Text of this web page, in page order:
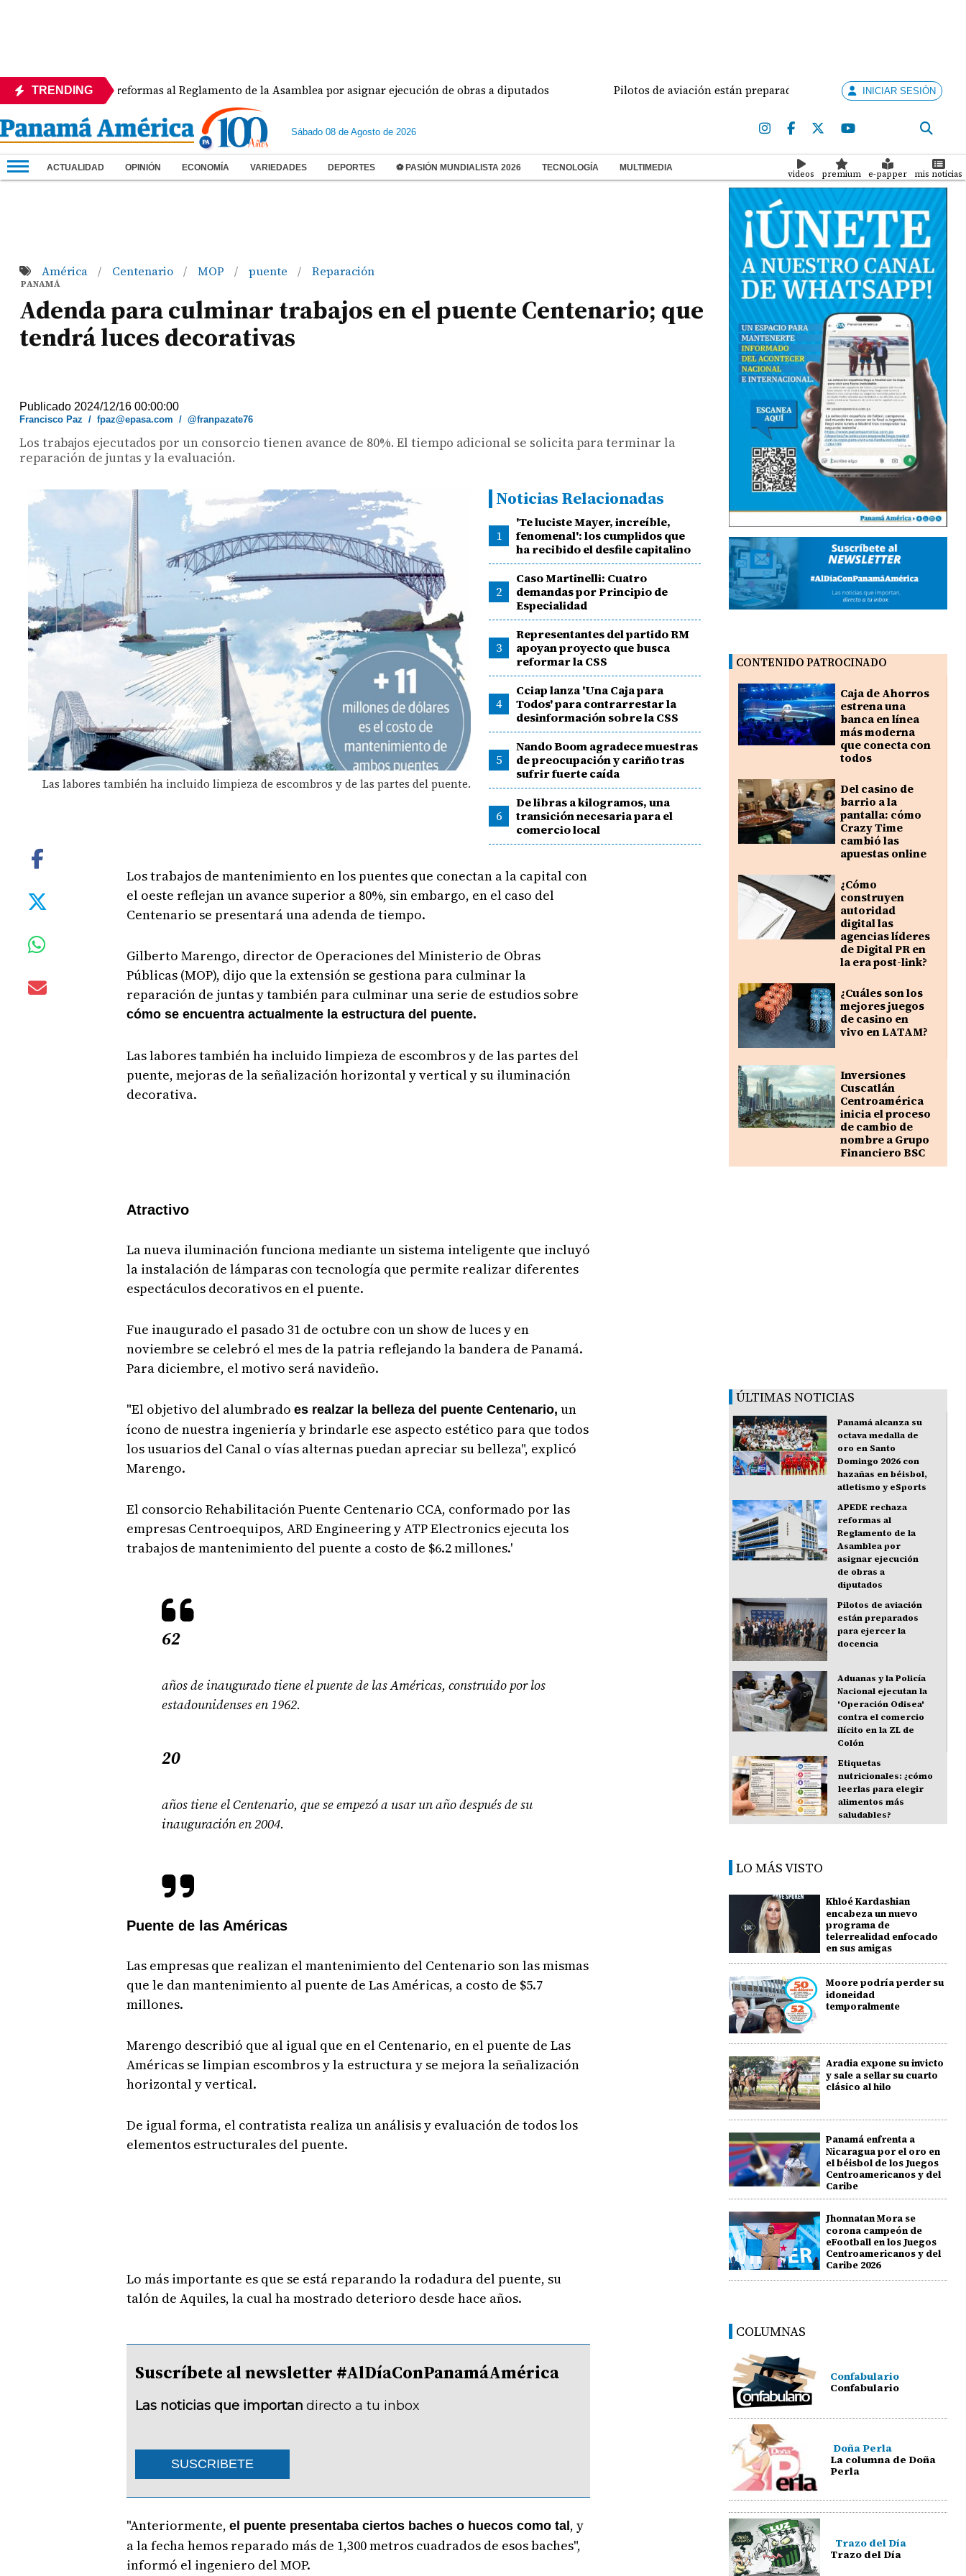
TRENDING
rechaza reformas al Reglamento de la Asamblea por asignar ejecución de obras a diputados Pilotos de aviación están preparados para ejercer la docenciaINICIAR SESIÓN
Sábado 08 de Agosto de 2026
ACTUALIDAD OPINIÓN ECONOMÍA VARIEDADES DEPORTES ⚽ PASIÓN MUNDIALISTA 2026 TECNOLOGÍA MULTIMEDIA
videos premium e-papper mis noticias
América / Centenario / MOP / puente / Reparación
PANAMÁ
Adenda para culminar trabajos en el puente Centenario; que
tendrá luces decorativas
Publicado 2024/12/16 00:00:00
Francisco Paz /fpaz@epasa.com /@franpazate76
Los trabajos ejecutados por un consorcio tienen avance de 80%. El tiempo adicional se solicita para terminar la
reparación de juntas y la evaluación.
Las labores también ha incluido limpieza de escombros y de las partes del puente.
Noticias Relacionadas
1
'Te luciste Mayer, increíble,
fenomenal': los cumplidos que
ha recibido el desfile capitalino
2
Caso Martinelli: Cuatro
demandas por Principio de
Especialidad
3
Representantes del partido RM
apoyan proyecto que busca
reformar la CSS
4
Cciap lanza 'Una Caja para
Todos' para contrarrestar la
desinformación sobre la CSS
5
Nando Boom agradece muestras
de preocupación y cariño tras
sufrir fuerte caída
6
De libras a kilogramos, una
transición necesaria para el
comercio local
Los trabajos de mantenimiento en los puentes que conectan a la capital con
el oeste reflejan un avance superior a 80%, sin embargo, en el caso del
Centenario se presentará una adenda de tiempo.
Gilberto Marengo, director de Operaciones del Ministerio de Obras
Públicas (MOP), dijo que la extensión se gestiona para culminar la
reparación de juntas y también para culminar una serie de estudios sobre
cómo se encuentra actualmente la estructura del puente.
Las labores también ha incluido limpieza de escombros y de las partes del
puente, mejoras de la señalización horizontal y vertical y su iluminación
decorativa.
Atractivo
La nueva iluminación funciona mediante un sistema inteligente que incluyó
la instalación de lámparas con tecnología que permite realizar diferentes
espectáculos decorativos en el puente.
Fue inaugurado el pasado 31 de octubre con un show de luces y en
noviembre se celebró el mes de la patria reflejando la bandera de Panamá.
Para diciembre, el motivo será navideño.
"El objetivo del alumbrado es realzar la belleza del puente Centenario, un
ícono de nuestra ingeniería y brindarle ese aspecto estético para que todos
los usuarios del Canal o vías alternas puedan apreciar su belleza", explicó
Marengo.
El consorcio Rehabilitación Puente Centenario CCA, conformado por las
empresas Centroequipos, ARD Engineering y ATP Electronics ejecuta los
trabajos de mantenimiento del puente a costo de $6.2 millones.'
62
años de inaugurado tiene el puente de las Américas, construido por los
estadounidenses en 1962.
20
años tiene el Centenario, que se empezó a usar un año después de su
inauguración en 2004.
Puente de las Américas
Las empresas que realizan el mantenimiento del Centenario son las mismas
que le dan mantenimiento al puente de Las Américas, a costo de $5.7
millones.
Marengo describió que al igual que en el Centenario, en el puente de Las
Américas se limpian escombros y la estructura y se mejora la señalización
horizontal y vertical.
De igual forma, el contratista realiza un análisis y evaluación de todos los
elementos estructurales del puente.
Lo más importante es que se está reparando la rodadura del puente, su
talón de Aquiles, la cual ha mostrado deterioro desde hace años.
Suscríbete al newsletter #AlDíaConPanamáAmérica
Las noticias que importan directo a tu inbox
SUSCRIBETE
"Anteriormente, el puente presentaba ciertos baches o huecos como tal , y
a la fecha hemos reparado más de 1,300 metros cuadrados de esos baches",
informó el ingeniero del MOP.
CONTENIDO PATROCINADO
Caja de Ahorros
estrena una
banca en línea
más moderna
que conecta con
todos
Del casino de
barrio a la
pantalla: cómo
Crazy Time
cambió las
apuestas online
¿Cómo
construyen
autoridad
digital las
agencias líderes
de Digital PR en
la era post-link?
¿Cuáles son los
mejores juegos
de casino en
vivo en LATAM?
Inversiones
Cuscatlán
Centroamérica
inicia el proceso
de cambio de
nombre a Grupo
Financiero BSC
ÚLTIMAS NOTICIAS
Panamá alcanza su
octava medalla de
oro en Santo
Domingo 2026 con
hazañas en béisbol,
atletismo y eSports
APEDE rechaza
reformas al
Reglamento de la
Asamblea por
asignar ejecución
de obras a
diputados
Pilotos de aviación
están preparados
para ejercer la
docencia
Aduanas y la Policía
Nacional ejecutan la
'Operación Odisea'
contra el comercio
ilícito en la ZL de
Colón
Etiquetas
nutricionales: ¿cómo
leerlas para elegir
alimentos más
saludables?
LO MÁS VISTO
Khloé Kardashian
encabeza un nuevo
programa de
telerrealidad enfocado
en sus amigas
Moore podría perder su
idoneidad
temporalmente
Aradia expone su invicto
y sale a sellar su cuarto
clásico al hilo
Panamá enfrenta a
Nicaragua por el oro en
el béisbol de los Juegos
Centroamericanos y del
Caribe
Jhonnatan Mora se
corona campeón de
eFootball en los Juegos
Centroamericanos y del
Caribe 2026
COLUMNAS
Confabulario
Confabulario
Doña Perla
La columna de Doña
Perla
Trazo del Día
Trazo del Día